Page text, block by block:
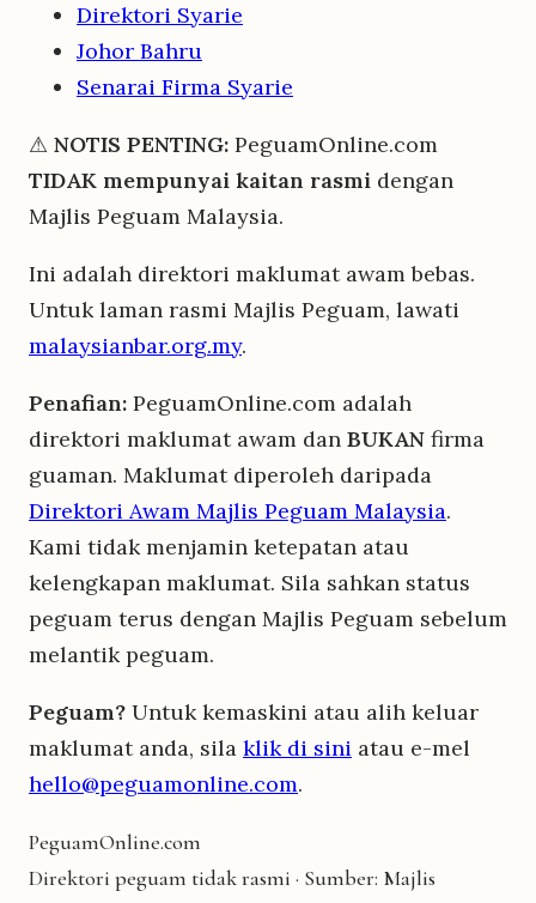
Direktori Syarie
Johor Bahru
Senarai Firma Syarie
⚠ NOTIS PENTING: PeguamOnline.com
TIDAK mempunyai kaitan rasmi dengan
Majlis Peguam Malaysia.
Ini adalah direktori maklumat awam bebas.
Untuk laman rasmi Majlis Peguam, lawati
malaysianbar.org.my.
Penafian: PeguamOnline.com adalah
direktori maklumat awam dan BUKAN firma
guaman. Maklumat diperoleh daripada
Direktori Awam Majlis Peguam Malaysia.
Kami tidak menjamin ketepatan atau
kelengkapan maklumat. Sila sahkan status
peguam terus dengan Majlis Peguam sebelum
melantik peguam.
Peguam? Untuk kemaskini atau alih keluar
maklumat anda, sila klik di sini atau e-mel
hello@peguamonline.com.
PeguamOnline.com
Direktori peguam tidak rasmi · Sumber: Majlis